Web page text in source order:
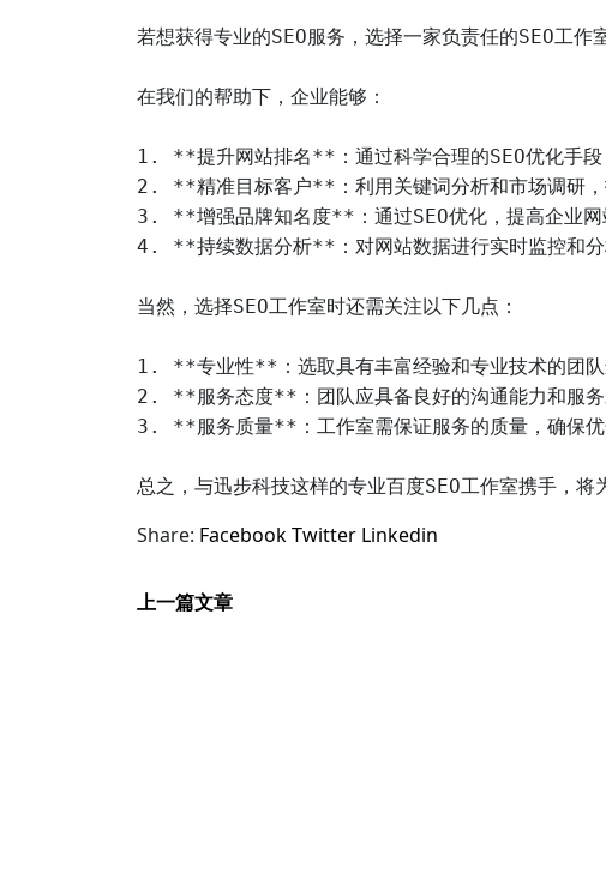
若想获得专业的SEO服务，选择一家负责任的SEO工
在我们的帮助下，企业能够：
1. **提升网站排名**：通过科学合理的SEO优化手段
2. **精准目标客户**：利用关键词分析和市场调研，
3. **增强品牌知名度**：通过SEO优化，提高企业网
4. **持续数据分析**：对网站数据进行实时监控和分
当然，选择SEO工作室时还需关注以下几点：
1. **专业性**：选取具有丰富经验和专业技术的团队
2. **服务态度**：团队应具备良好的沟通能力和服务
3. **服务质量**：工作室需保证服务的质量，确保优
Share: FacebookTwitter Linkedin
上一篇文章